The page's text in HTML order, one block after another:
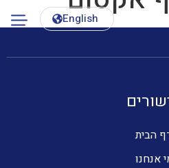
English
הבית
אנחנו